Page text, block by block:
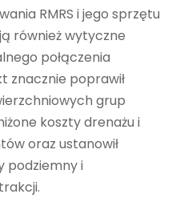
RMRS i jego sprzętu
również wytyczne
połączenia
znacznie poprawił
grup
koszty drenażu i
oraz ustanowił
podziemny i